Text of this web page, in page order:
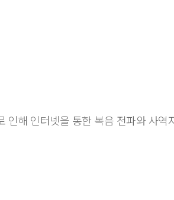
인해 인터넷을 통한 복음 전파와 사